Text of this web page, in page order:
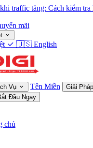
traffic tăng: Cách kiểm tra
mãi
🇺🇸 English
Vụ Tên Miền Giải Pháp
Đầu Ngay
chủ